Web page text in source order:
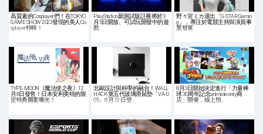
高質素的Cosplayer們！在TOKYO
GAME SHOW 2022發現的美人Co
splayer特輯！
PlayStation新測試版註冊將於3
月5日開放、可試玩開發中的遊
戲
野々宮ミカ退出「G-STAR Gamin
g」，專注於電競主持與演員事
業發展
TYPE-MOON《魔法使之夜》12
月8日發售！日本安利美特的限
定特典圖案曝光！
北歐設計與科學的融合！WALL
HACK 第五代玻璃滑鼠墊「VA-0
05」8 月 12 日登…
8月3日開始決定進行「力量棒
球 30周年記念animate only商
店」開催，線上預…